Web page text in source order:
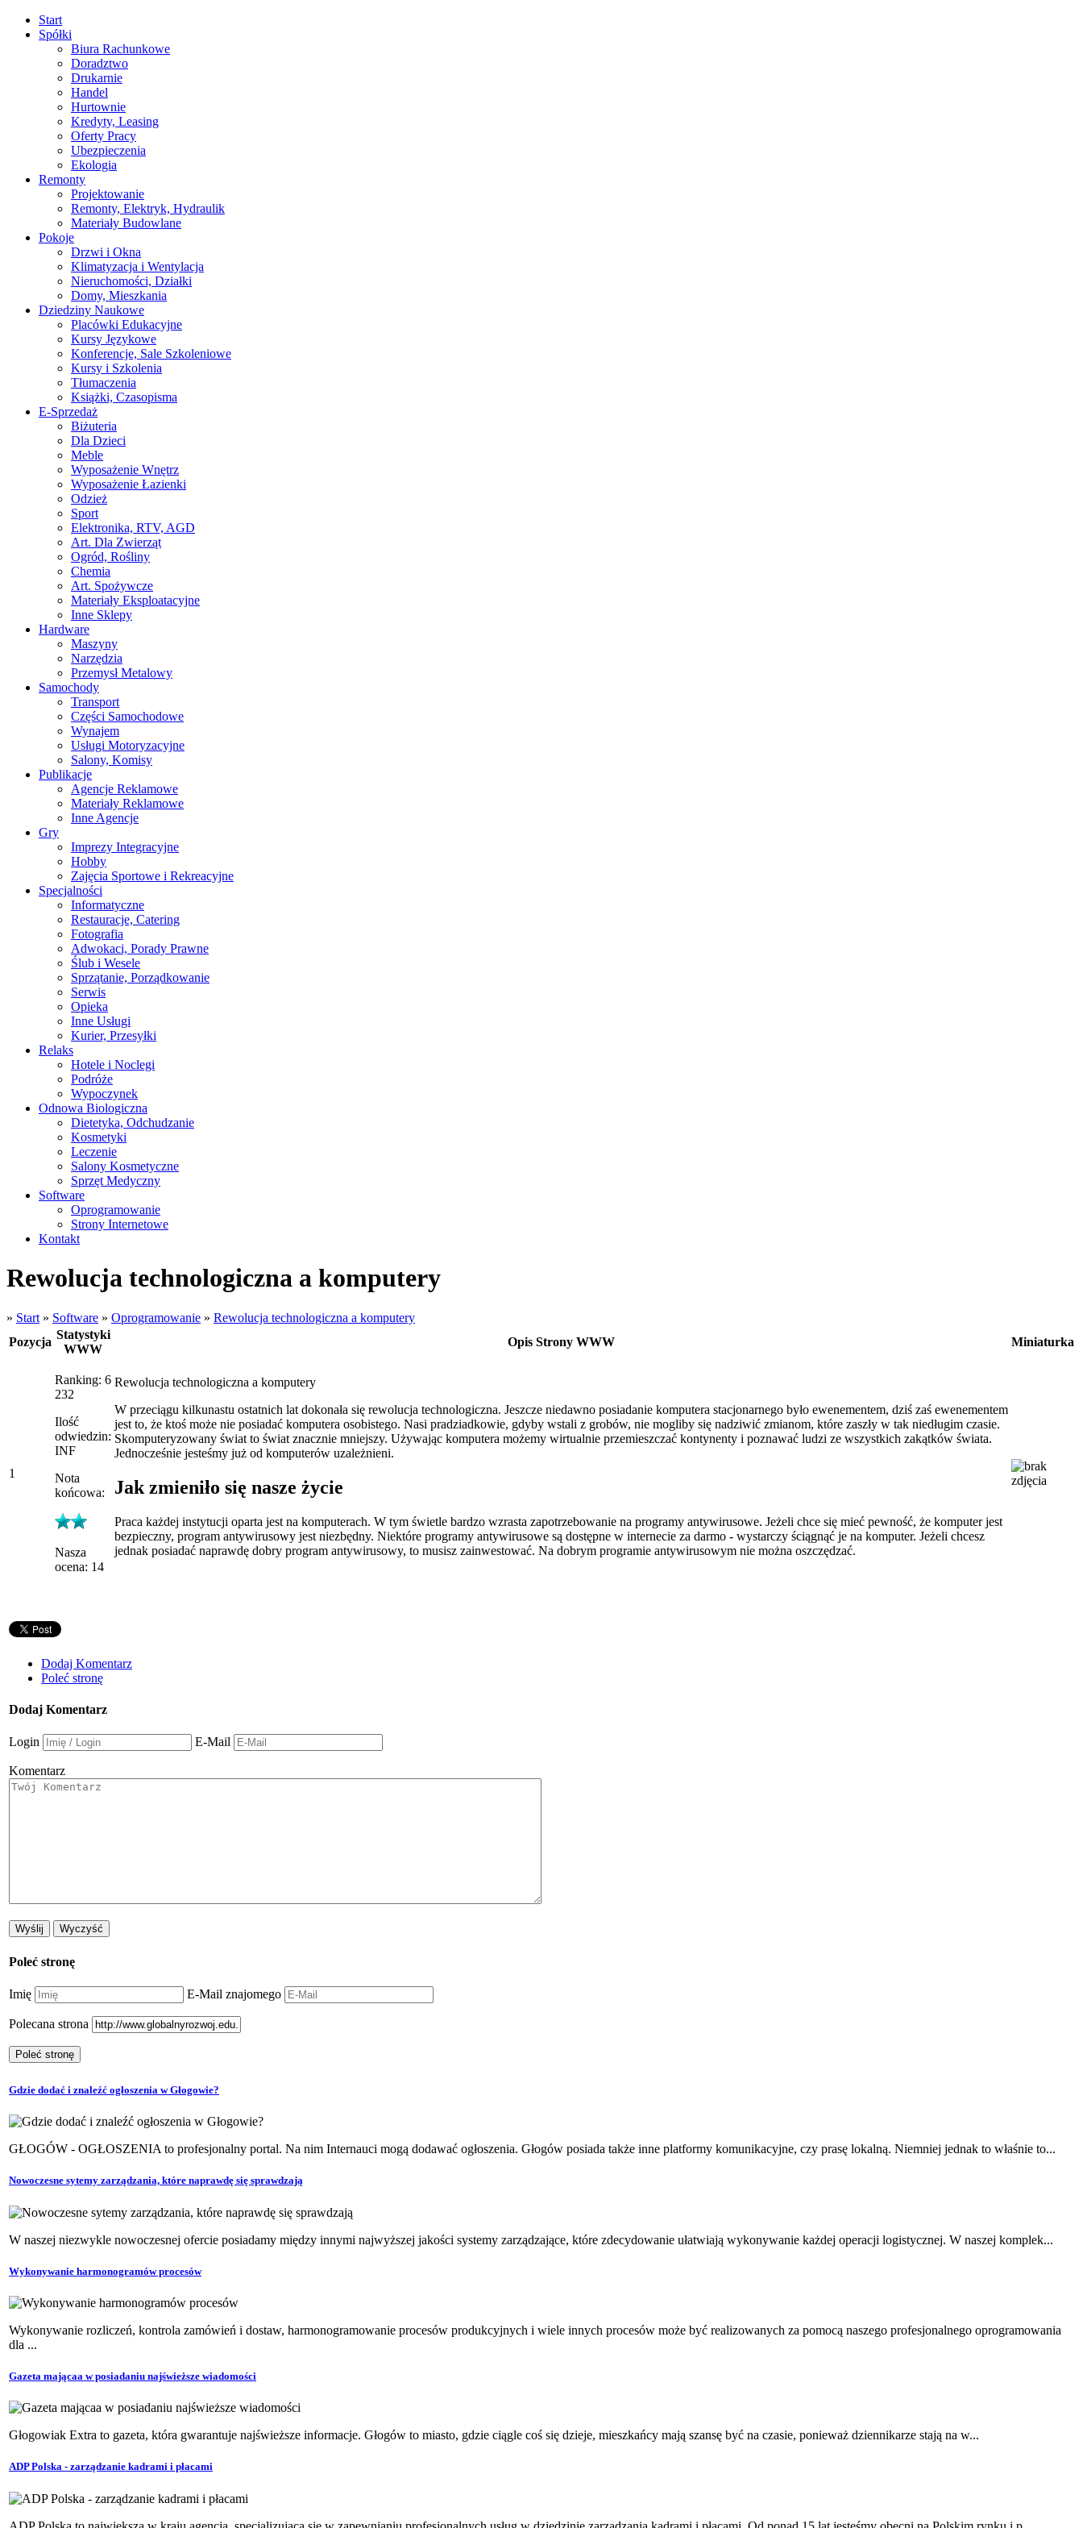
Start
Spółki
Biura Rachunkowe
Doradztwo
Drukarnie
Handel
Hurtownie
Kredyty, Leasing
Oferty Pracy
Ubezpieczenia
Ekologia
Remonty
Projektowanie
Remonty, Elektryk, Hydraulik
Materiały Budowlane
Pokoje
Drzwi i Okna
Klimatyzacja i Wentylacja
Nieruchomości, Działki
Domy, Mieszkania
Dziedziny Naukowe
Placówki Edukacyjne
Kursy Językowe
Konferencje, Sale Szkoleniowe
Kursy i Szkolenia
Tłumaczenia
Książki, Czasopisma
E-Sprzedaż
Biżuteria
Dla Dzieci
Meble
Wyposażenie Wnętrz
Wyposażenie Łazienki
Odzież
Sport
Elektronika, RTV, AGD
Art. Dla Zwierząt
Ogród, Rośliny
Chemia
Art. Spożywcze
Materiały Eksploatacyjne
Inne Sklepy
Hardware
Maszyny
Narzędzia
Przemysł Metalowy
Samochody
Transport
Części Samochodowe
Wynajem
Usługi Motoryzacyjne
Salony, Komisy
Publikacje
Agencje Reklamowe
Materiały Reklamowe
Inne Agencje
Gry
Imprezy Integracyjne
Hobby
Zajęcia Sportowe i Rekreacyjne
Specjalności
Informatyczne
Restauracje, Catering
Fotografia
Adwokaci, Porady Prawne
Ślub i Wesele
Sprzątanie, Porządkowanie
Serwis
Opieka
Inne Usługi
Kurier, Przesyłki
Relaks
Hotele i Noclegi
Podróże
Wypoczynek
Odnowa Biologiczna
Dietetyka, Odchudzanie
Kosmetyki
Leczenie
Salony Kosmetyczne
Sprzęt Medyczny
Software
Oprogramowanie
Strony Internetowe
Kontakt
Rewolucja technologiczna a komputery
» Start » Software » Oprogramowanie » Rewolucja technologiczna a komputery
Pozycja
Statystyki
WWW
Opis Strony WWW Miniaturka
1
Ranking: 6
232
Ilość
odwiedzin:
INF
Nota
końcowa:
Nasza
ocena: 14
Rewolucja technologiczna a komputery
W przeciągu kilkunastu ostatnich lat dokonała się rewolucja technologiczna. Jeszcze niedawno posiadanie komputera stacjonarnego było ewenementem, dziś zaś ewenementem
jest to, że ktoś może nie posiadać komputera osobistego. Nasi pradziadkowie, gdyby wstali z grobów, nie mogliby się nadziwić zmianom, które zaszły w tak niedługim czasie.
Skomputeryzowany świat to świat znacznie mniejszy. Używając komputera możemy wirtualnie przemieszczać kontynenty i poznawać ludzi ze wszystkich zakątków świata.
Jednocześnie jesteśmy już od komputerów uzależnieni.
Jak zmieniło się nasze życie
Praca każdej instytucji oparta jest na komputerach. W tym świetle bardzo wzrasta zapotrzebowanie na programy antywirusowe. Jeżeli chce się mieć pewność, że komputer jest
bezpieczny, program antywirusowy jest niezbędny. Niektóre programy antywirusowe są dostępne w internecie za darmo - wystarczy ściągnąć je na komputer. Jeżeli chcesz
jednak posiadać naprawdę dobry program antywirusowy, to musisz zainwestować. Na dobrym programie antywirusowym nie można oszczędzać.
Dodaj Komentarz
Poleć stronę
Dodaj Komentarz
Login E-Mail
Komentarz
Poleć stronę
Imię E-Mail znajomego
Polecana strona
Gdzie dodać i znaleźć ogłoszenia w Głogowie?
GŁOGÓW - OGŁOSZENIA to profesjonalny portal. Na nim Internauci mogą dodawać ogłoszenia. Głogów posiada także inne platformy komunikacyjne, czy prasę lokalną. Niemniej jednak to właśnie to...
Nowoczesne sytemy zarządzania, które naprawdę się sprawdzają
W naszej niezwykle nowoczesnej ofercie posiadamy między innymi najwyższej jakości systemy zarządzające, które zdecydowanie ułatwiają wykonywanie każdej operacji logistycznej. W naszej komplek...
Wykonywanie harmonogramów procesów
Wykonywanie rozliczeń, kontrola zamówień i dostaw, harmonogramowanie procesów produkcyjnych i wiele innych procesów może być realizowanych za pomocą naszego profesjonalnego oprogramowania
dla ...
Gazeta mającaa w posiadaniu najświeższe wiadomości
Głogowiak Extra to gazeta, która gwarantuje najświeższe informacje. Głogów to miasto, gdzie ciągle coś się dzieje, mieszkańcy mają szansę być na czasie, ponieważ dziennikarze stają na w...
ADP Polska - zarządzanie kadrami i płacami